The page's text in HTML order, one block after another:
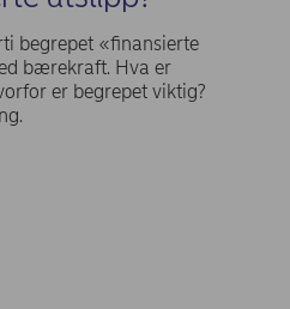
begrepet «finansierte
bærekraft. Hva er
er begrepet viktig?